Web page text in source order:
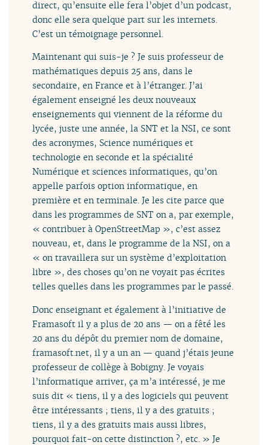
direct, qu’ensuite elle fera l’objet d’un podcast,
donc elle sera quelque part sur les internets.
C’est un témoignage personnel.
Maintenant qui suis-je ? Je suis professeur de
mathématiques depuis 25 ans, dans le
secondaire, en France et à l’étranger. J’ai
également enseigné les deux nouveaux
enseignements qui viennent de la réforme du
lycée, juste une année, la SNT et la NSI, ce sont
des acronymes, Science numériques et
technologie en seconde et la spécialité
Numérique et sciences informatiques, qu’on
appelle parfois option informatique, en
première et en terminale. Je les cite parce que
dans les programmes de SNT on a, par exemple,
« contribuer à OpenStreetMap », c’est assez
nouveau, et, dans le programme de la NSI, on a
« on travaillera sur un système d’exploitation
libre », des choses qu’on ne voyait pas écrites
telles quelles dans les programmes par le passé.
Donc enseignant et également à l’initiative de
Framasoft il y a plus de 20 ans — on a fêté les
20 ans du dépôt du premier nom de domaine,
framasoft.net, il y a un an — quand j’étais jeune
professeur de collège à Bobigny. Je voyais
l’informatique arriver, ça m’a intéressé, je me
suis dit « tiens, il y a des logiciels qui peuvent
être intéressants ; tiens, il y a des gratuits ;
tiens, il y a des gratuits mais aussi libres,
pourquoi fait-on cette distinction ?, etc. » Je